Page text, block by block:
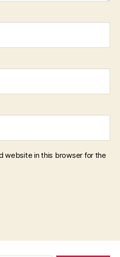
website in this browser for the